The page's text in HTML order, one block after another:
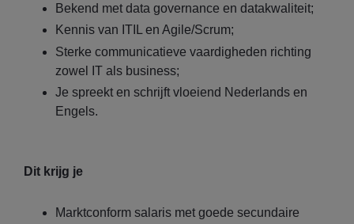
Bekend met data governance en datakwaliteit;
Kennis van ITIL en Agile/Scrum;
Sterke communicatieve vaardigheden richting
zowel IT als business;
Je spreekt en schrijft vloeiend Nederlands en
Engels.
Dit krijg je
Marktconform salaris met goede secundaire